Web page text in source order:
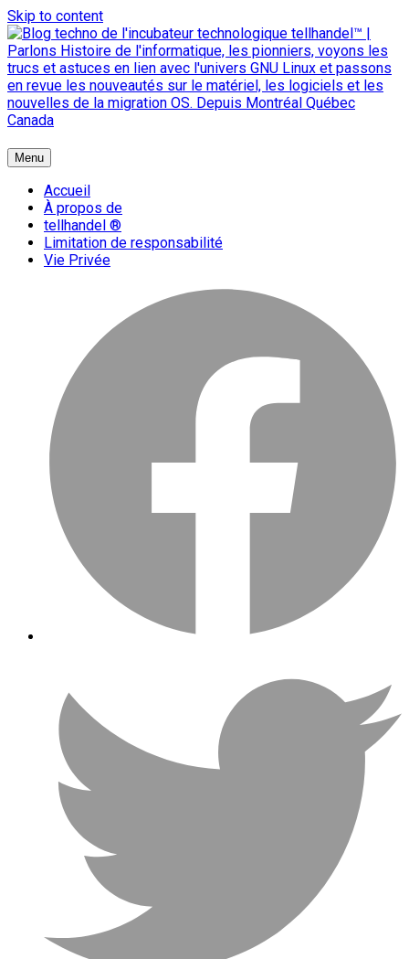
Skip to content
{ + }
blog technologique du hub | migration GNU Linux
Menu
Accueil
À propos de
tellhandel ®
Limitation de responsabilité
Vie Privée